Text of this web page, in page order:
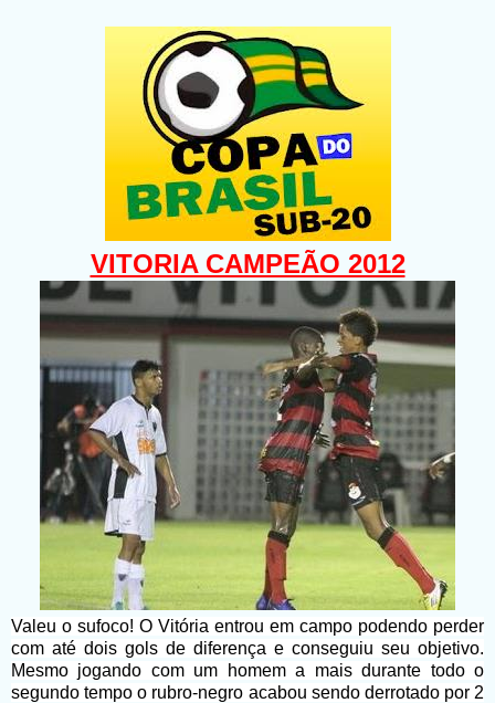
VITORIA CAMPEÃO 2012
Valeu o sufoco! O Vitória entrou em campo podendo perder
com até dois gols de diferença e conseguiu seu objetivo.
Mesmo jogando com um homem a mais durante todo o
segundo tempo o rubro-negro acabou sendo derrotado por 2